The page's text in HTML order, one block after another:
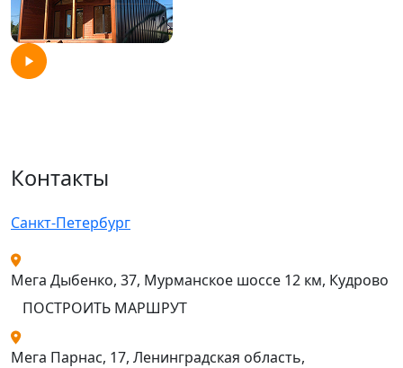
Контакты
Санкт-Петербург
Мега Дыбенко, 37, Мурманское шоссе 12 км, Кудрово
ПОСТРОИТЬ МАРШРУТ
Мега Парнас, 17, Ленинградская область,